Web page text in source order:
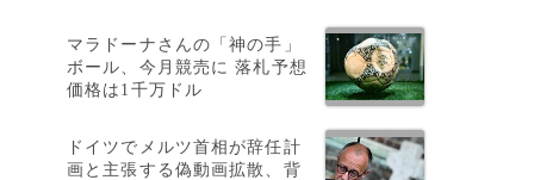
マラドーナさんの「神の手」
ボール、今月競売に 落札予想
価格は1千万ドル
ドイツでメルツ首相が辞任計
画と主張する偽動画拡散、背